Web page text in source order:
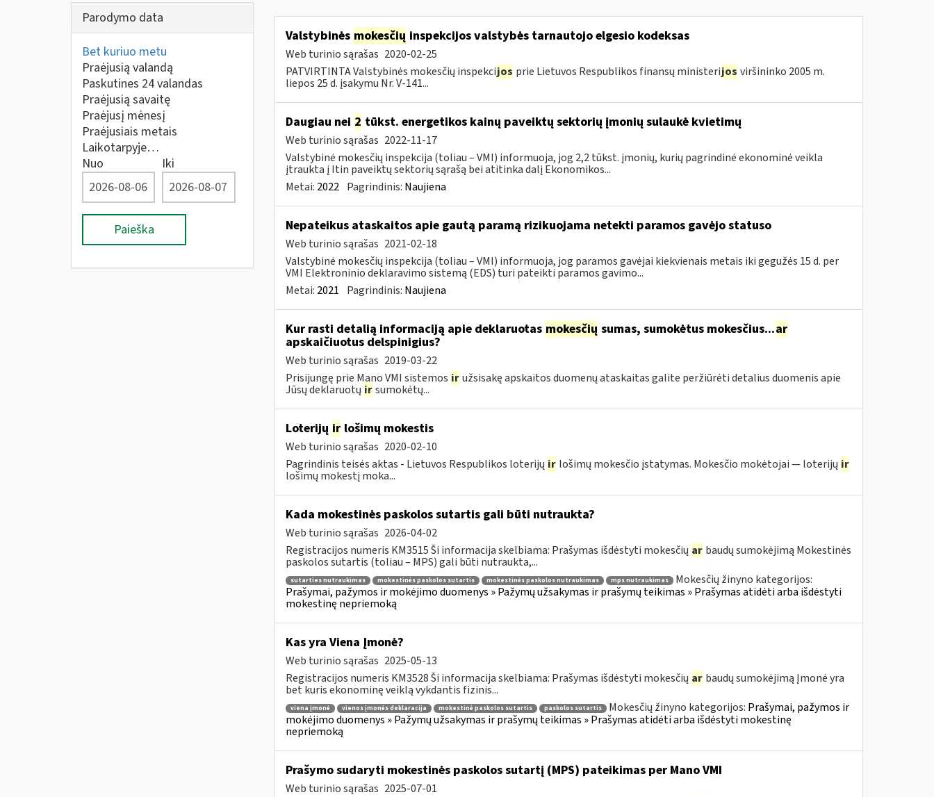
Parodymo data
Bet kuriuo metu
Praėjusią valandą
Paskutines 24 valandas
Praėjusią savaitę
Praėjusį mėnesį
Praėjusiais metais
Laikotarpyje…
Nuo
Iki
Paieška
Valstybinės mokesčių inspekcijos valstybės tarnautojo elgesio kodeksas
Web turinio sąrašas 2020-02-25
PATVIRTINTA Valstybinės mokesčių inspekcijos prie Lietuvos Respublikos finansų ministerijos viršininko 2005 m.
liepos 25 d. įsakymu Nr. V-141...
Daugiau nei 2 tūkst. energetikos kainų paveiktų sektorių įmonių sulaukė kvietimų
Web turinio sąrašas 2022-11-17
Valstybinė mokesčių inspekcija (toliau – VMI) informuoja, jog 2,2 tūkst. įmonių, kurių pagrindinė ekonominė veikla
įtraukta į Itin paveiktų sektorių sąrašą bei atitinka dalį Ekonomikos...
Metai: 2022 Pagrindinis: Naujiena
Nepateikus ataskaitos apie gautą paramą rizikuojama netekti paramos gavėjo statuso
Web turinio sąrašas 2021-02-18
Valstybinė mokesčių inspekcija (toliau – VMI) informuoja, jog paramos gavėjai kiekvienais metais iki gegužės 15 d. per
VMI Elektroninio deklaravimo sistemą (EDS) turi pateikti paramos gavimo...
Metai: 2021 Pagrindinis: Naujiena
Kur rasti detalią informaciją apie deklaruotas mokesčių sumas, sumokėtus mokesčius...ar
apskaičiuotus delspinigius?
Web turinio sąrašas 2019-03-22
Prisijungę prie Mano VMI sistemos ir užsisakę apskaitos duomenų ataskaitas galite peržiūrėti detalius duomenis apie
Jūsų deklaruotų ir sumokėtų...
Loterijų irlošimų mokestis
Web turinio sąrašas 2020-02-10
Pagrindinis teisės aktas - Lietuvos Respublikos loterijų ir lošimų mokesčio įstatymas. Mokesčio mokėtojai — loterijų ir
lošimų mokestį moka...
Kada mokestinės paskolos sutartis gali būti nutraukta?
Web turinio sąrašas 2026-04-02
Registracijos numeris KM3515 Ši informacija skelbiama: Prašymas išdėstyti mokesčių ar baudų sumokėjimą Mokestinės
paskolos sutartis (toliau – MPS) gali būti nutraukta,...
sutarties nutraukimas mokestinės paskolos sutartis mokestinės paskolos nutraukimas mps nutraukimas
Mokesčių žinyno kategorijos:
Prašymai, pažymos ir mokėjimo duomenys » Pažymų užsakymas ir prašymų teikimas » Prašymas atidėti arba išdėstyti
mokestinę nepriemoką
Kas yra Viena Įmonė?
Web turinio sąrašas 2025-05-13
Registracijos numeris KM3528 Ši informacija skelbiama: Prašymas išdėstyti mokesčių ar baudų sumokėjimą Įmonė yra
bet kuris ekonominę veiklą vykdantis fizinis...
viena įmonė vienos įmonės deklaracija mokestinė paskolos sutartis paskolos sutartis Mokesčių žinyno kategorijos: Prašymai, pažymos ir
mokėjimo duomenys » Pažymų užsakymas ir prašymų teikimas » Prašymas atidėti arba išdėstyti mokestinę
nepriemoką
Prašymo sudaryti mokestinės paskolos sutartį (MPS) pateikimas per Mano VMI
Web turinio sąrašas 2025-07-01